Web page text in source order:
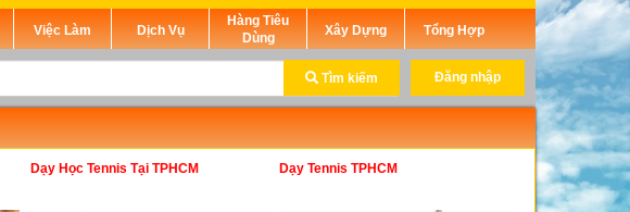
Việc Làm Dịch Vụ
Hàng Tiêu
Dùng
Xây Dựng Tổng Hợp
Tìm kiếm Đăng nhập
Dạy Học Tennis Tại TPHCM Dạy Tennis TPHCM